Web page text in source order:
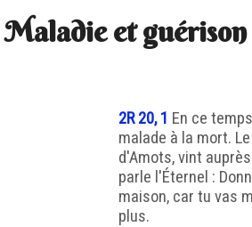
Maladie et
2R 20, 1 En ce
malade à la mort.
d'Amots, vint
parle l'Éternel :
maison, car tu vas
plus.